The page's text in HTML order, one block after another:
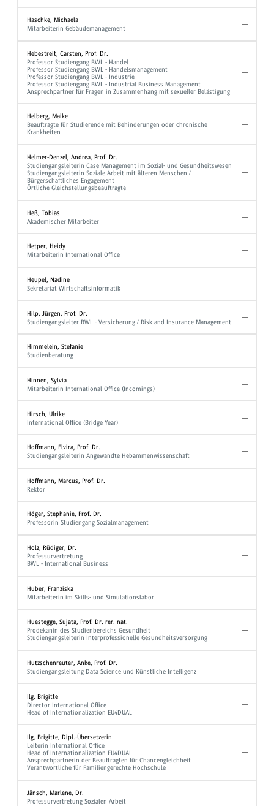
Haschke, Michaela
Mitarbeiterin Gebäudemanagement
Hebestreit, Carsten, Prof. Dr.
Professor Studiengang BWL - Handel
Professor Studiengang BWL - Handelsmanagement
Professor Studiengang BWL - Industrie
Professor Studiengang BWL - Industrial Business Management
Ansprechpartner für Fragen in Zusammenhang mit sexueller Belästigung
Helberg, Maike
Beauftragte für Studierende mit Behinderungen oder chronische
Krankheiten
Helmer-Denzel, Andrea, Prof. Dr.
Studiengangsleiterin Case Management im Sozial- und Gesundheitswesen
Studiengangsleiterin Soziale Arbeit mit älteren Menschen /
Bürgerschaftliches Engagement
Örtliche Gleichstellungsbeauftragte
Heß, Tobias
Akademischer Mitarbeiter
Hetper, Heidy
Mitarbeiterin International Office
Heupel, Nadine
Sekretariat Wirtschaftsinformatik
Hilp, Jürgen, Prof. Dr.
Studiengangsleiter BWL - Versicherung / Risk and Insurance Management
Himmelein, Stefanie
Studienberatung
Hinnen, Sylvia
Mitarbeiterin International Office (Incomings)
Hirsch, Ulrike
International Office (Bridge Year)
Hoffmann, Elvira, Prof. Dr.
Studiengangsleiterin Angewandte Hebammenwissenschaft
Hoffmann, Marcus, Prof. Dr.
Rektor
Höger, Stephanie, Prof. Dr.
Professorin Studiengang Sozialmanagement
Holz, Rüdiger, Dr.
Professurvertretung
BWL - International Business
Huber, Franziska
Mitarbeiterin im Skills- und Simulationslabor
Huestegge, Sujata, Prof. Dr. rer. nat.
Prodekanin des Studienbereichs Gesundheit
Studiengangsleiterin Interprofessionelle Gesundheitsversorgung
Hutzschenreuter, Anke, Prof. Dr.
Studiengangsleitung Data Science und Künstliche Intelligenz
Ilg, Brigitte
Director International Office
Head of Internationalization EU4DUAL
Ilg, Brigitte, Dipl.-Übersetzerin
Leiterin International Office
Head of Internationalization EU4DUAL
Ansprechpartnerin der Beauftragten für Chancengleichheit
Verantwortliche für Familiengerechte Hochschule
Jänsch, Marlene, Dr.
Professurvertretung Sozialen Arbeit